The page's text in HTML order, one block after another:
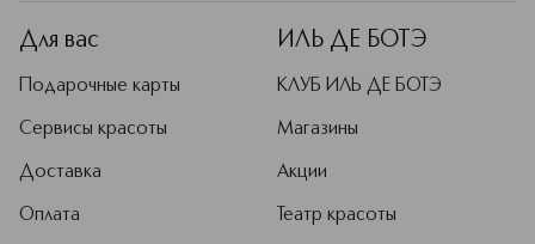
Для вас
Подарочные карты
Сервисы красоты
Доставка
Оплата
ИЛЬ ДЕ БОТЭ
КЛУБ ИЛЬ ДЕ БОТЭ
Магазины
Акции
Театр красоты